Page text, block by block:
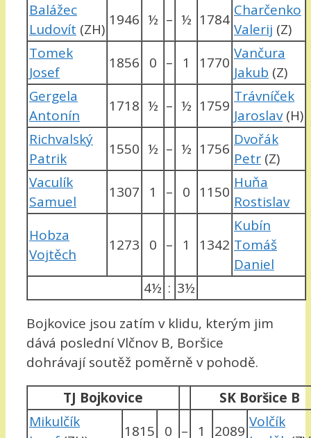
Balážec
Ludovít (ZH)
1946 ½ – ½ 1784
Charčenko
Valerij (Z)
Tomek
Josef
1856 0 – 1 1770
Vančura
Jakub (Z)
Gergela
Antonín
1718 ½ – ½ 1759
Trávníček
Jaroslav(H)
Richvalský
Patrik
1550 ½ – ½ 1756
Dvořák
Petr (Z)
Vaculík
Samuel
1307 1 – 0 1150
Huňa
Rostislav
Hobza
Vojtěch
1273 0 – 1 1342
Kubín
Tomáš
Daniel
4½ : 3½
Bojkovice jsou zatím v klidu, kterým jim
dává poslední Vlčnov B, Boršice
dohrávají soutěž poměrně v pohodě.
TJ Bojkovice
SK Boršice B
Mikulčík
1815 0 – 1 2089
Volčík